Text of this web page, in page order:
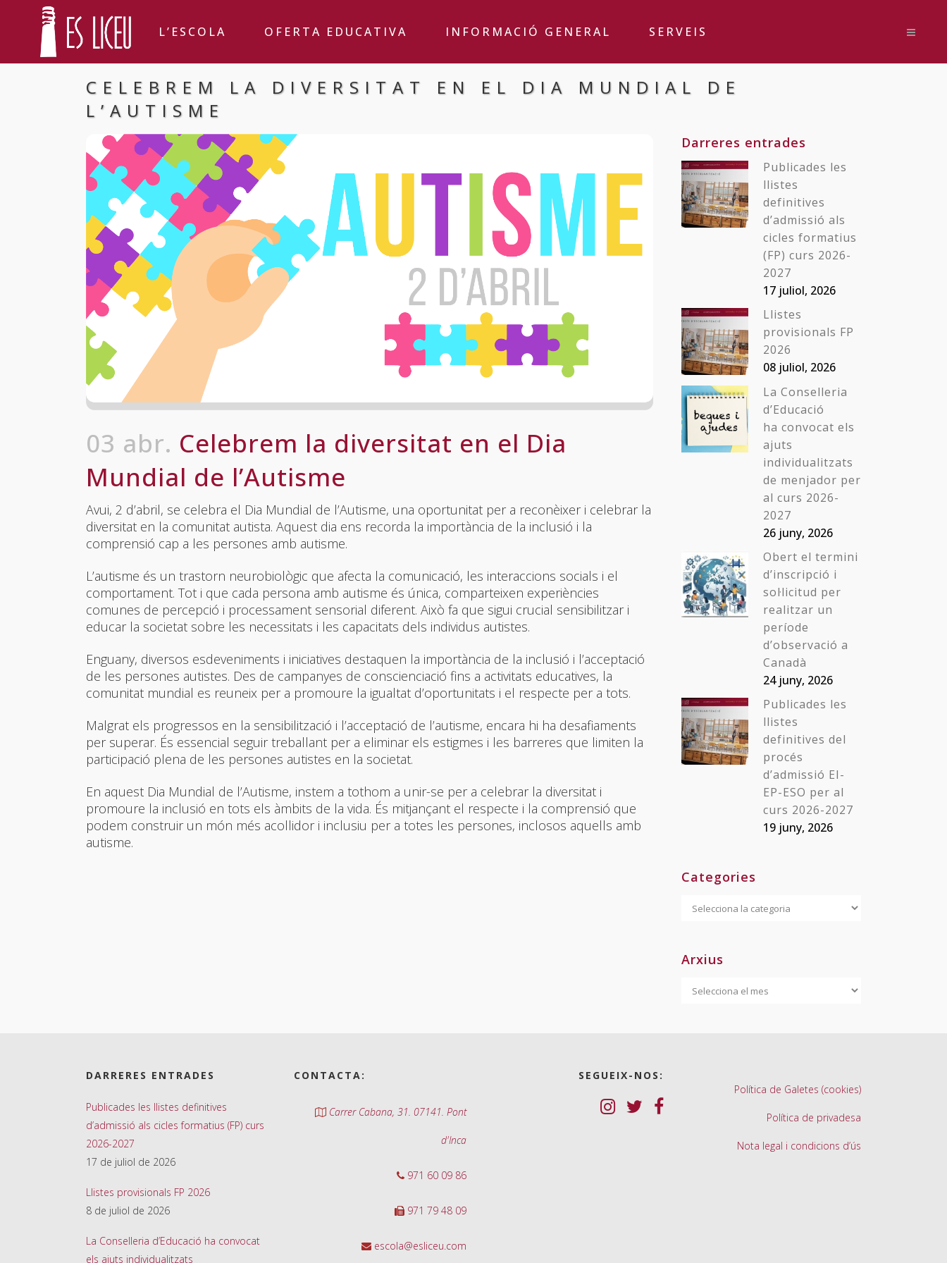
L’ESCOLA OFERTA EDUCATIVA INFORMACIÓ GENERAL SERVEIS
CELEBREM LA DIVERSITAT EN EL DIA MUNDIAL DE
L’AUTISME
03 abr. Celebrem la diversitat en el Dia
Mundial de l’Autisme
Avui, 2 d’abril, se celebra el Dia Mundial de l’Autisme, una oportunitat per a reconèixer i celebrar la
diversitat en la comunitat autista. Aquest dia ens recorda la importància de la inclusió i la
comprensió cap a les persones amb autisme.
L’autisme és un trastorn neurobiològic que afecta la comunicació, les interaccions socials i el
comportament. Tot i que cada persona amb autisme és única, comparteixen experiències
comunes de percepció i processament sensorial diferent. Això fa que sigui crucial sensibilitzar i
educar la societat sobre les necessitats i les capacitats dels individus autistes.
Enguany, diversos esdeveniments i iniciatives destaquen la importància de la inclusió i l’acceptació
de les persones autistes. Des de campanyes de conscienciació fins a activitats educatives, la
comunitat mundial es reuneix per a promoure la igualtat d’oportunitats i el respecte per a tots.
Malgrat els progressos en la sensibilització i l’acceptació de l’autisme, encara hi ha desafiaments
per superar. És essencial seguir treballant per a eliminar els estigmes i les barreres que limiten la
participació plena de les persones autistes en la societat.
En aquest Dia Mundial de l’Autisme, instem a tothom a unir-se per a celebrar la diversitat i
promoure la inclusió en tots els àmbits de la vida. És mitjançant el respecte i la comprensió que
podem construir un món més acollidor i inclusiu per a totes les persones, inclosos aquells amb
autisme.
Darreres entrades
Publicades les
llistes
definitives
d’admissió als
cicles formatius
(FP) curs 2026-
2027
17 juliol, 2026
Llistes
provisionals FP
2026
08 juliol, 2026
La Conselleria
d’Educació
ha convocat els
ajuts
individualitzats
de menjador per
al curs 2026-
2027
26 juny, 2026
Obert el termini
d’inscripció i
sol·licitud per
realitzar un
període
d’observació a
Canadà
24 juny, 2026
Publicades les
llistes
definitives del
procés
d’admissió EI-
EP-ESO per al
curs 2026-2027
19 juny, 2026
Categories
Categories
Arxius
Arxius
DARRERES ENTRADES
Publicades les llistes definitives
d’admissió als cicles formatius (FP) curs
2026-2027
17 de juliol de 2026
Llistes provisionals FP 2026
8 de juliol de 2026
La Conselleria d’Educació ha convocat
els ajuts individualitzats
CONTACTA:
Carrer Cabana, 31. 07141. Pont
d'Inca
971 60 09 86
971 79 48 09
escola@esliceu.com
SEGUEIX-NOS:
Política de Galetes (cookies)
Política de privadesa
Nota legal i condicions d’ús